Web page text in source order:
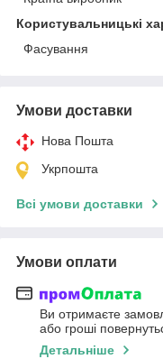
Користувальницькі
Фасування
Умови доставки
Нова Пошта
Укрпошта
Всі умови доставки
Умови оплати
Ви отримаєте
або гроші
Детальніше